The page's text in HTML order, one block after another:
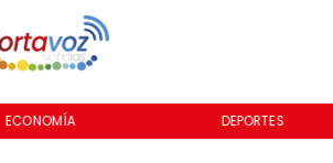
DEPORTES CULTURA